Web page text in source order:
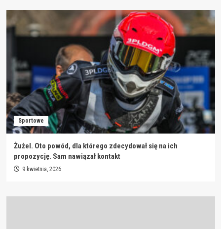
Sportowe
Żużel. Oto powód, dla którego zdecydował się na ich
propozycję. Sam nawiązał kontakt
9 kwietnia, 2026